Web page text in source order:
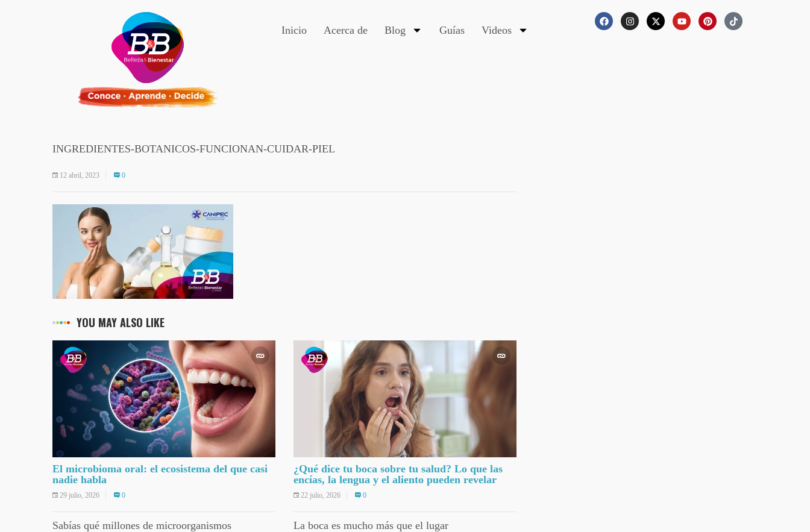
Inicio Acerca de Blog Guías Videos
INGREDIENTES-BOTANICOS-FUNCIONAN-CUIDAR-PIEL
12 abril, 2023 0
YOU MAY ALSO LIKE
El microbioma oral: el ecosistema del que casi
nadie habla
29 julio, 2026 0
Sabías qué millones de microorganismos
¿Qué dice tu boca sobre tu salud? Lo que las
encías, la lengua y el aliento pueden revelar
22 julio, 2026 0
La boca es mucho más que el lugar